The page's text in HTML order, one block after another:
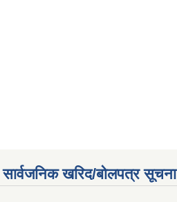
सार्वजनिक खरिद/बोलपत्र सूचना